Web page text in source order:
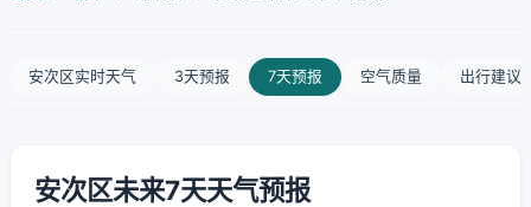
安次区实时天气 3天预报 7天预报 空气质量 出行建议
安次区未来7天天气预报